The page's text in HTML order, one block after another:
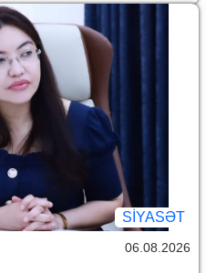
SİYASƏT
06.08.2026